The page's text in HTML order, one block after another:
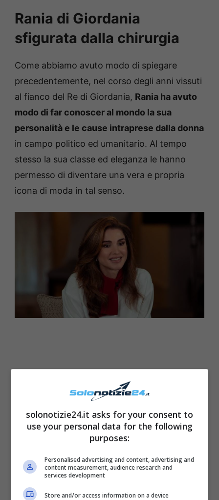
Rania di Giordania
sfigurata dalla chirurgia
Come abbiamo avuto modo di spiegare
precedentemente, nel corso degli anni vissuti
al fianco del Re di Giordania, Rania ha avuto
modo di far conoscer al mondo la sua
personalità e le cause intraprese dalla donna
in campo politico ed umanitario. Al tempo
stesso la sua classe ed eleganza le hanno
permesso di diventare una vera e propria
icona di moda in tal senso.
Negli anni, però, sembrerebbe che laRegina
solonotizie24.it asks for your consent to
use your personal data for the following
purposes:
Personalised advertising and content, advertising and
content measurement, audience research and
services development
Store and/or access information on a device